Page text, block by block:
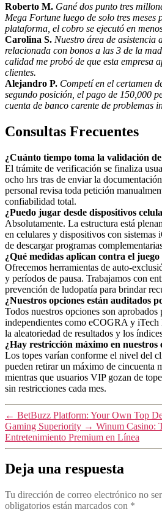
Roberto M. Gané dos punto tres
Mega Fortune luego de solo tres
plataforma, el cobro se ejecutó en
Carolina S. Nuestro área de
relacionada con bonos a las 3 de la
calidad me probó de que esta empresa
clientes.
Alejandro P. Competí en el certamen
segundo posición, el pago de 150,000
cuenta de banco carente de problemas
Consultas Frecuentes
¿Cuánto tiempo toma la validación
El trámite de verificación se finaliza
ocho hrs tras de enviar la
personal revisa toda petición
confiabilidad total.
¿Puedo jugar desde dispositivos
Absolutamente. La estructura está
en celulares y dispositivos con
de descargar programas
¿Qué medidas aplican contra el
Ofrecemos herramientas de auto-
y períodos de pausa. Trabajamos con
prevención de ludopatía para brindar
¿Nuestros opciones están auditados
Todos nuestros opciones son
independientes como eCOGRA y
la aleatoriedad de resultados y los
¿Hay restricción máximo en nuestros
Los topes varían conforme el nivel del
pueden retirar un máximo de cincuenta
mientras que usuarios VIP gozan de
sin restricciones cada mes.
← BetBuzz Platform: Your Own Top
Gaming Superiority → Winum Casino:
Entretenimiento Premium en Línea
Deja una respuesta
Tu dirección de correo electrónico no
obligatorios están marcados con *